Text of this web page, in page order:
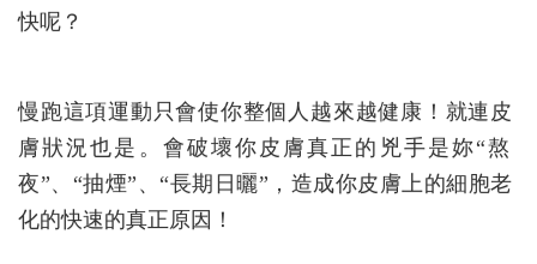
快呢？
慢跑這項運動只會使你整個人越來越健康！就連皮
膚狀況也是。會破壞你皮膚真正的兇手是妳“熬
夜”、“抽煙”、“長期日曬”，造成你皮膚上的細胞老
化的快速的真正原因！